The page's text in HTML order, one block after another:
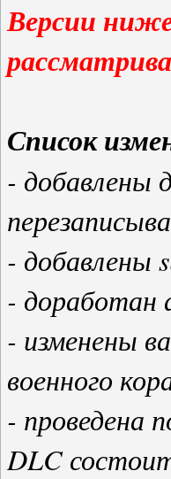
Версии
Список
- добавлены
- добавлены
- доработан
- изменены
военного
- проведена
DLC